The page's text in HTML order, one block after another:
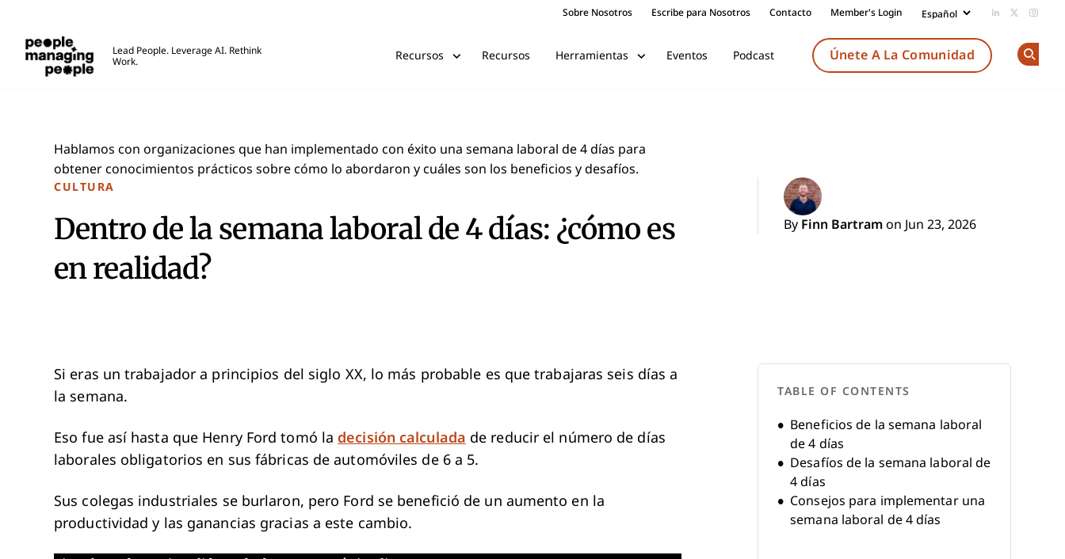
Sobre Nosotros Escribe para Nosotros Contacto Member's Login Add us on
Follow
Lead People. Leverage AI. Rethink
Work.
Recursos Recursos Herramientas Eventos Podcast Únete A La Comunidad
CULTURA
Dentro de la semana laboral de 4 días: ¿cómo es
en realidad?
By Finn Bartram on Jun 23, 2026
Hablamos con organizaciones que han implementado con éxito una semana laboral de 4 días para
obtener conocimientos prácticos sobre cómo lo abordaron y cuáles son los beneficios y desafíos.
Si eras un trabajador a principios del siglo XX, lo más probable es que trabajaras seis días a
la semana.
Eso fue así hasta que Henry Ford tomó la decisión calculada de reducir el número de días
laborales obligatorios en sus fábricas de automóviles de 6 a 5.
Sus colegas industriales se burlaron, pero Ford se benefició de un aumento en la
productividad y las ganancias gracias a este cambio.
TABLE OF CONTENTS
Beneficios de la semana laboral
de 4 días
Desafíos de la semana laboral de
4 días
Consejos para implementar una
semana laboral de 4 días